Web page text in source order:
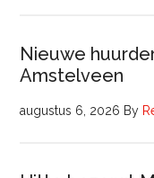
Nieuwe
Amstelveen
augustus 6, 2026 By